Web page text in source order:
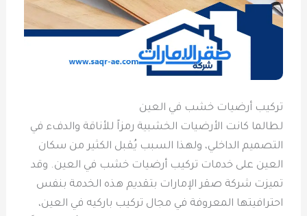
تركيب أرضيات خشب في العين
لطالما كانت الأرضيات الخشبية رمزاً للأناقة والدفء في
التصميم الداخلي، ولهذا السبب يُقبل الكثير من سكان
العين على خدمات تركيب أرضيات خشب في العين. وقد
تميزت شركة صقر الإمارات بتقديم هذه الخدمة بنفس
احترافيتها المعروفة في مجال تركيب باركيه في العين،